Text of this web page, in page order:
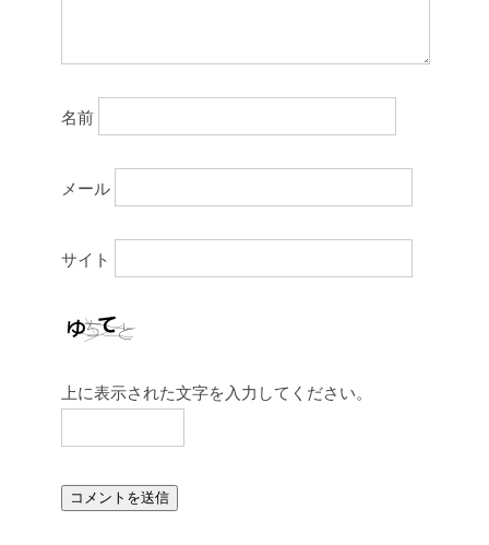
名前
メール
サイト
上に表示された文字を入力してください。